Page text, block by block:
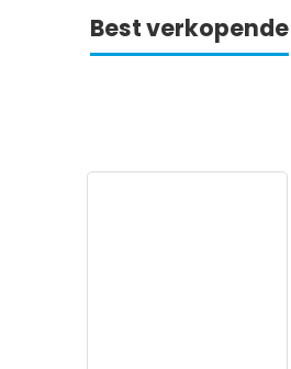
Best verkopende